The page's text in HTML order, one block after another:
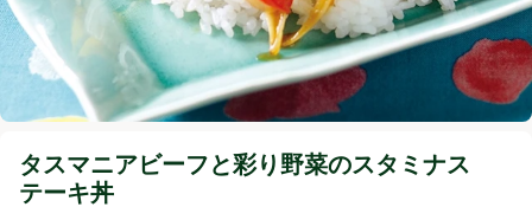
タスマニアビーフと彩り野菜のスタミナステーキ
タスマニアビーフと彩り野菜のスタミナス
テーキ丼